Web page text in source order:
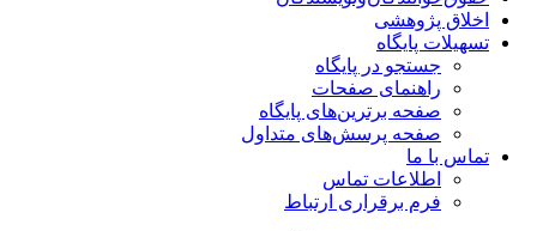
اخلاق پژوهشی
تسهیلات پایگاه
جستجو در پایگاه
راهنمای صفحات
صفحه برترین‌های پایگاه
صفحه پرسش‌های متداول
تماس با ما
اطلاعات تماس
فرم برقراری ارتباط